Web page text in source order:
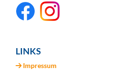
LINKS
Impressum